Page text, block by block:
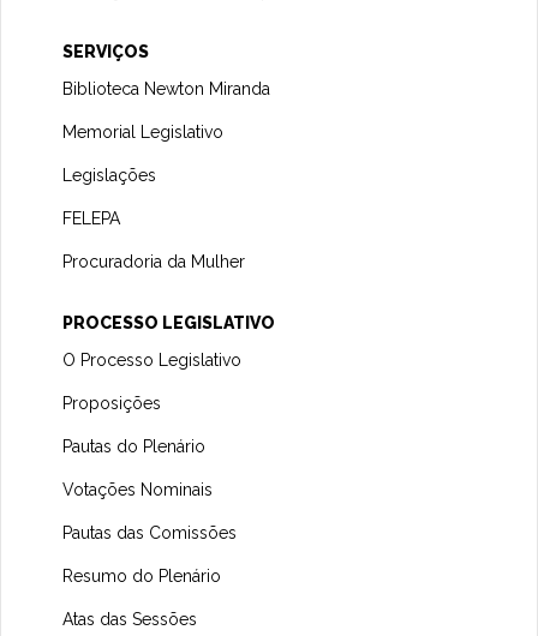
SERVIÇOS
Biblioteca Newton Miranda
Memorial Legislativo
Legislações
FELEPA
Procuradoria da Mulher
PROCESSO LEGISLATIVO
O Processo Legislativo
Proposições
Pautas do Plenário
Votações Nominais
Pautas das Comissões
Resumo do Plenário
Atas das Sessões